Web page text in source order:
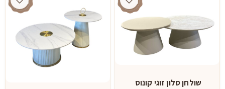
שולחן סלון זוגי קונוס